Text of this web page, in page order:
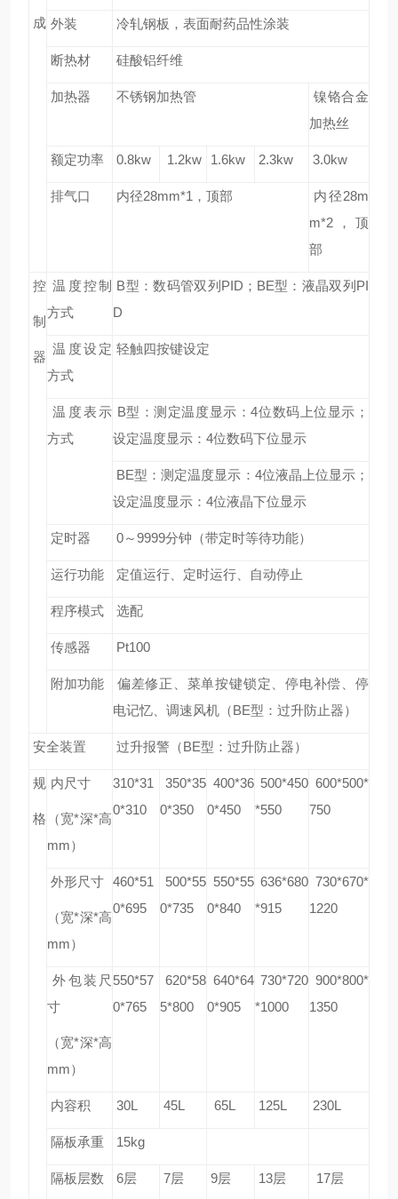
成 外装 冷轧钢板，表面耐药品性涂装
断热材 硅酸铝纤维
加热器 不锈钢加热管
镍铬合金
加热丝
额定功率 0.8kw 1.2kw 1.6kw 2.3kw 3.0kw
排气口 内径28mm*1 ，顶部 内径28m
m*2 ，顶
部
控
制
器
温度控制
方式
B型：数码管双列 PID ； BE型：液晶双列 PI
D
温度设定
方式
轻触四按键设定
温度表示
方式
B型：测定温度显示：4位数码上位显示；
设定温度显示： 4位数码下位显示
BE型：测定温度显示： 4位液晶上位显示；
设定温度显示： 4位液晶下位显示
定时器 0～9999分钟（带定时等待功能）
运行功能 定值运行、定时运行、自动停止
程序模式 选配
传感器 Pt100
附加功能
偏差修正、菜单按键锁定、停电补偿、停
电记忆、调速风机（BE型：过升防止器）
安全装置 过升报警（BE型：过升防止器）
规
格
内尺寸
（宽*深*高
mm）
310*31
0*310
350*35
0*350
400*36
0*450
500*450
*550
600*500*
750
外形尺寸
（宽*深*高
mm）
460*51
0*695
500*55
0*735
550*55
0*840
636*680
*915
730*670*
1220
外包装尺
寸
（宽*深*高
mm）
550*57
0*765
620*58
5*800
640*64
0*905
730*720
*1000
900*800*
1350
内容积 30L 45L 65L 125L 230L
隔板承重 15kg
隔板层数 6层 7层 9层 13层 17层